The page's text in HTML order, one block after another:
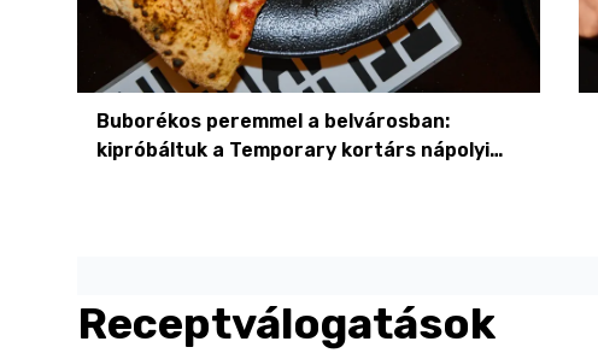
Buborékos peremmel a belvárosban:
kipróbáltuk a Temporary kortárs nápolyi
Receptválogatások